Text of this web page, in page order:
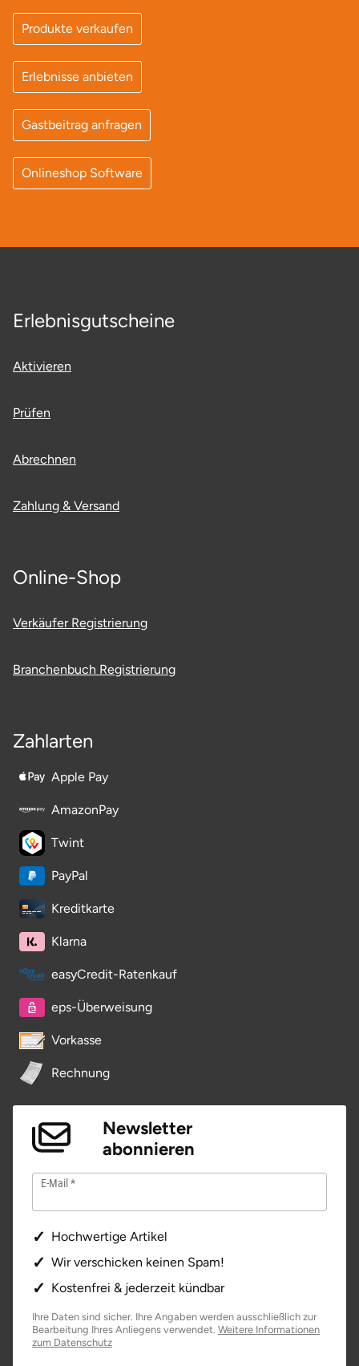
Produkte verkaufen
Erlebnisse anbieten
Gastbeitrag anfragen
Onlineshop Software
Erlebnisgutscheine
Aktivieren
Prüfen
Abrechnen
Zahlung & Versand
Online-Shop
Verkäufer Registrierung
Branchenbuch Registrierung
Zahlarten
Apple Pay
AmazonPay
Twint
PayPal
Kreditkarte
Klarna
easyCredit-Ratenkauf
eps-Überweisung
Vorkasse
Rechnung
Newsletter
abonnieren
E-Mail
Hochwertige Artikel
Wir verschicken keinen Spam!
Kostenfrei & jederzeit kündbar
Ihre Daten sind sicher. Ihre Angaben werden ausschließlich zur
Bearbeitung Ihres Anliegens verwendet. Weitere Informationen
zum Datenschutz